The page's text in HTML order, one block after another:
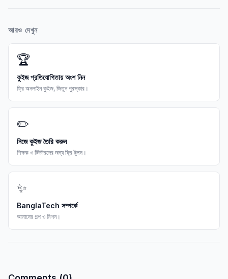
আরও দেখুন
🏆
কুইজ প্রতিযোগিতায় অংশ নিন
ফ্রি অনলাইন কুইজ, জিতুন পুরস্কার।
✏️
নিজে কুইজ তৈরি করুন
শিক্ষক ও টিউটরদের জন্য ফ্রি টুলস।
✨
BanglaTech সম্পর্কে
আমাদের গল্প ও মিশন।